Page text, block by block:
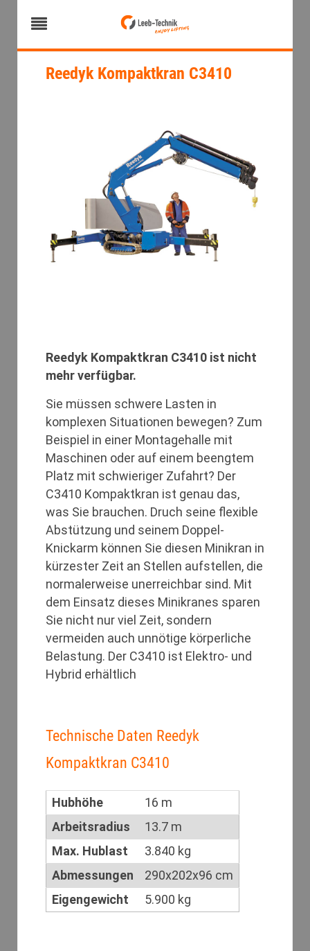
Reedyk Kompaktkran C3410
Reedyk Kompaktkran C3410 ist nicht
mehr verfügbar.
Sie müssen schwere Lasten in
komplexen Situationen bewegen? Zum
Beispiel in einer Montagehalle mit
Maschinen oder auf einem beengtem
Platz mit schwieriger Zufahrt? Der
C3410 Kompaktkran ist genau das,
was Sie brauchen. Druch seine flexible
Abstützung und seinem Doppel-
Knickarm können Sie diesen Minikran in
kürzester Zeit an Stellen aufstellen, die
normalerweise unerreichbar sind. Mit
dem Einsatz dieses Minikranes sparen
Sie nicht nur viel Zeit, sondern
vermeiden auch unnötige körperliche
Belastung. Der C3410 ist Elektro- und
Hybrid erhältlich
Technische Daten Reedyk
Kompaktkran C3410
Hubhöhe
16 m
Arbeitsradius
13.7 m
Max. Hublast
3.840 kg
Abmessungen
290x202x96 cm
Eigengewicht
5.900 kg